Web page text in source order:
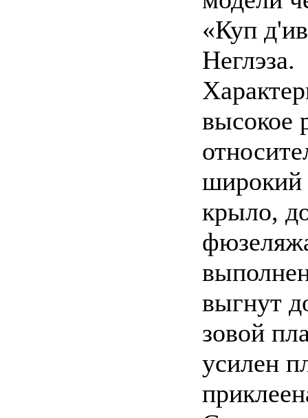
«Куп
Неглэза.
высокое
широкий
крыло,
выгнут
зовой
усилен